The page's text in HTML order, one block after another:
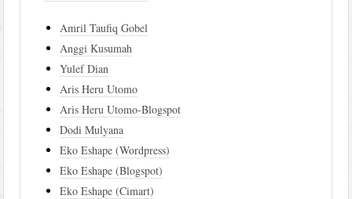
Amril Taufiq Gobel
Anggi Kusumah
Yulef Dian
Aris Heru Utomo
Aris Heru Utomo-Blogspot
Dodi Mulyana
Eko Eshape (Wordpress)
Eko Eshape (Blogspot)
Eko Eshape (Cimart)